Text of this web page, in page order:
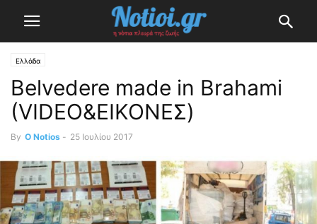
Ελλάδα
Belvedere made in Brahami
(VIDEO&ΕΙΚΟΝΕΣ)
By O Notios - 25 Ιουλίου 2017